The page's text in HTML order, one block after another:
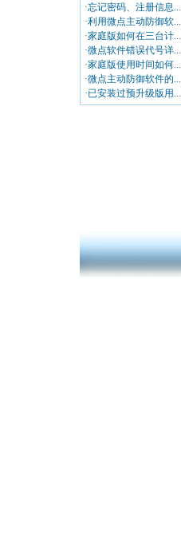
·忘记密码、注册信息...
·利用微点主动防御软...
·家庭版如何在三台计...
·微点软件错误代号详...
·家庭版使用时间如何...
·微点主动防御软件的...
·已安装过预升级版用...